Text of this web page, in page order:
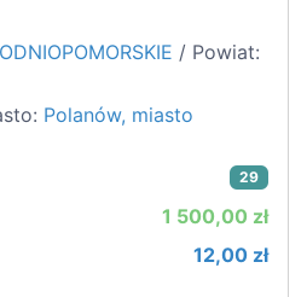
/ Powiat:
Polanów, miasto
29
1 500,00 zł
12,00 zł